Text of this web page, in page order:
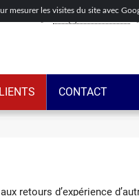
les visites du site avec
CONTACT
retours d’expérience